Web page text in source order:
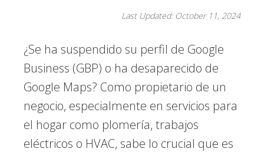
Last Updated: October 11, 2024
¿Se ha suspendido su perfil de Google
Business (GBP) o ha desaparecido de
Google Maps? Como propietario de un
negocio, especialmente en servicios para
el hogar como plomería, trabajos
eléctricos o HVAC, sabe lo crucial que es